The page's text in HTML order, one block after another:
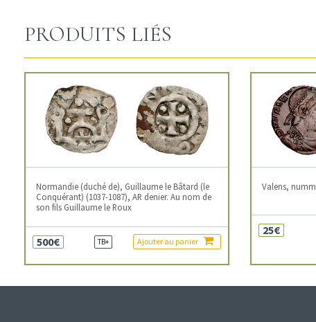
PRODUITS LIÉS
Normandie (duché de), Guillaume le Bâtard (le
Conquérant) (1037-1087), AR denier. Au nom de
son fils Guillaume le Roux
500€ TB+ Ajouter au panier
Valens,
25€